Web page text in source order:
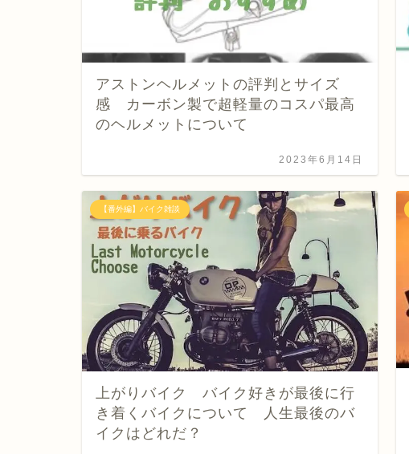
アストンヘルメットの評判とサイズ
感 カーボン製で超軽量のコスパ最高
のヘルメットについて
2023年6月14日
【番外編】バイク雑談
上がりバイク バイク好きが最後に行
き着くバイクについて 人生最後のバ
イクはどれだ？